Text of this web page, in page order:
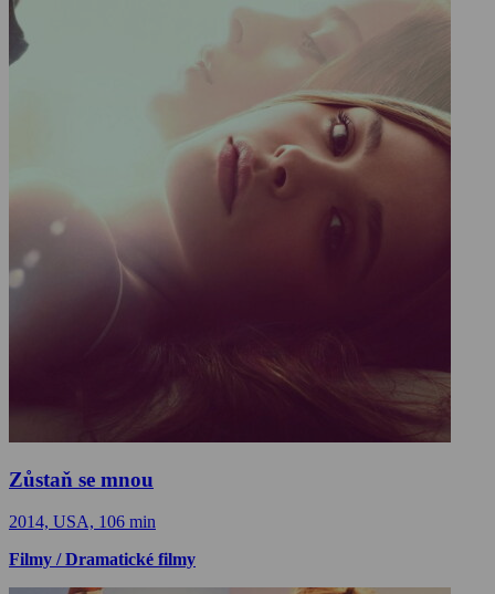
Zůstaň se mnou
2014, USA, 106 min
Filmy / Dramatické filmy